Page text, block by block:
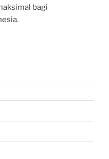
bagi